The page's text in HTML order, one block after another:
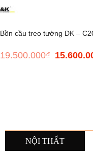
Bồn cầu treo tường DK –
19.500.000₫
Giá
NỘI THẤT